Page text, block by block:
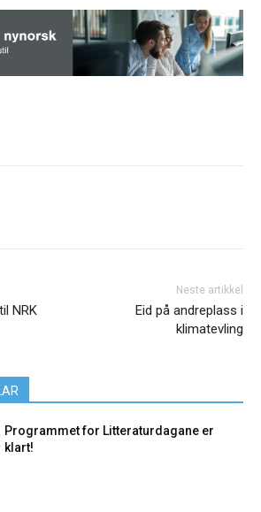
NRK
Neste artikkel
Eid på andreplass i
klimatevling
Programmet for Litteraturdagane er
klart!